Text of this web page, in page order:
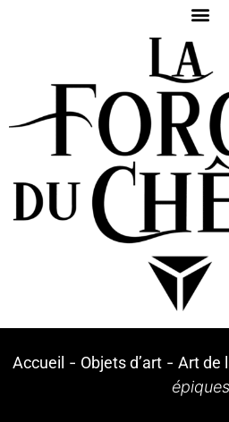
Accueil - Objets d’art- Art de
épiques